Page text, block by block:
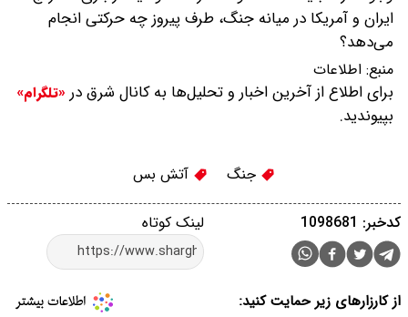
ایران و آمریکا در میانه جنگ، طرف پیروز چه حرکتی انجام
می‌دهد؟
منبع: اطلاعات
برای اطلاع از آخرین اخبار و تحلیل‌ها به کانال شرق در «تلگرام»
بپیوندید.
جنگ آتش بس
لینک کوتاه کدخبر: 1098681
از کارزارهای زیر حمایت کنید: